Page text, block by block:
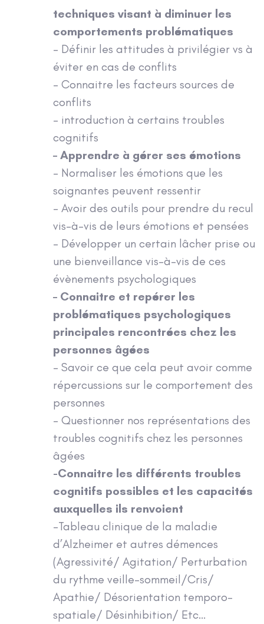
techniques visant à diminuer les
comportements problématiques
– Définir les attitudes à privilégier vs à
éviter en cas de conflits
– Connaitre les facteurs sources de
conflits
– introduction à certains troubles
cognitifs
– Apprendre à gérer ses émotions
– Normaliser les émotions que les
soignantes peuvent ressentir
– Avoir des outils pour prendre du recul
vis-à-vis de leurs émotions et pensées
– Développer un certain lâcher prise ou
une bienveillance vis-à-vis de ces
évènements psychologiques
– Connaitre et repérer les
problématiques psychologiques
principales rencontrées chez les
personnes âgées
– Savoir ce que cela peut avoir comme
répercussions sur le comportement des
personnes
– Questionner nos représentations des
troubles cognitifs chez les personnes
âgées
-Connaitre les différents troubles
cognitifs possibles et les capacités
auxquelles ils renvoient
-Tableau clinique de la maladie
d’Alzheimer et autres démences
(Agressivité/ Agitation/ Perturbation
du rythme veille-sommeil/Cris/
Apathie/ Désorientation temporo-
spatiale/ Désinhibition/ Etc…